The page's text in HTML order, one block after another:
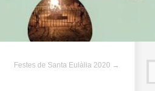
Festes de Santa Eulàlia 2020 →